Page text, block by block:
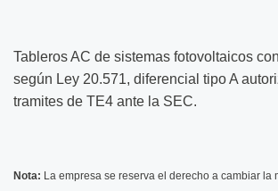
Tableros AC de sistemas fotovoltaicos
según Ley 20.571, diferencial tipo A
tramites de TE4 ante la SEC.
Nota: La empresa se reserva el derecho a cambiar la